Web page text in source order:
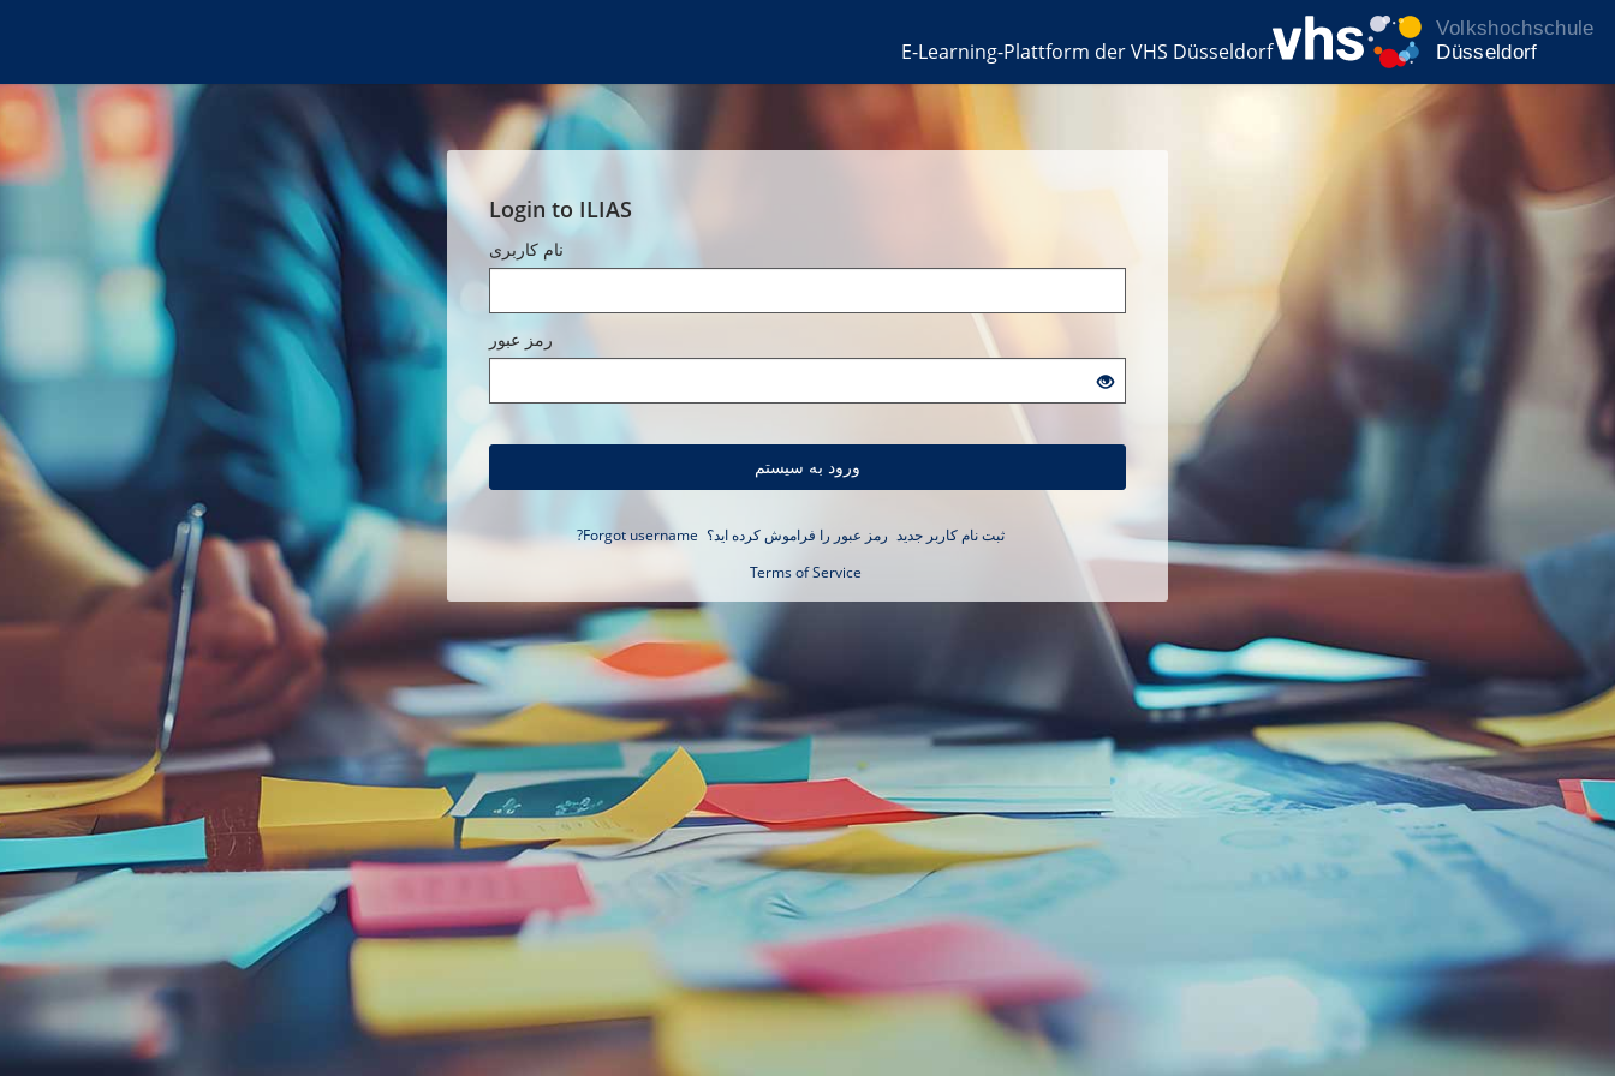
E-Learning-Plattform der VHS Düsseldorf
Login to ILIAS
نام کاربری
رمز عبور
ورود به سیستم
ثبت نام کاربر جدید رمز عبور را فراموش کرده اید؟ Forgot username?
Terms of Service